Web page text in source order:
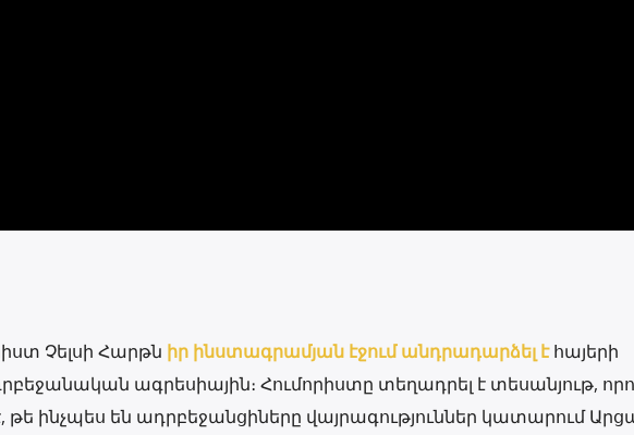
Չելսի Հարթն իր ինստագրամյան էջում անդրադարձել էհայերի
ագրեսիային։ Հումորիստը տեղադրել է տեսանյութ,
թե ինչպես են ադրբեջանցիները վայրագություններ կատարում